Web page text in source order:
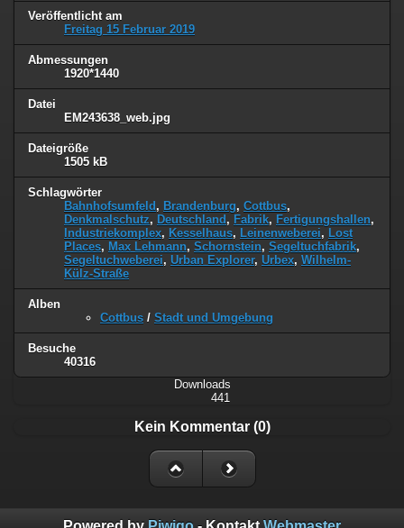
Veröffentlicht am
Freitag 15 Februar 2019
Abmessungen
1920*1440
Datei
EM243638_web.jpg
Dateigröße
1505 kB
Schlagwörter
Bahnhofsumfeld , Brandenburg, Cottbus,
Denkmalschutz, Deutschland , Fabrik, Fertigungshallen,
Industriekomplex, Kesselhaus, Leinenweberei, Lost
Places, Max Lehmann, Schornstein, Segeltuchfabrik,
Segeltuchweberei, Urban Explorer, Urbex, Wilhelm-
Külz-Straße
Alben
Cottbus / Stadt und Umgebung
Besuche
40316
Downloads
441
Kein Kommentar (0)